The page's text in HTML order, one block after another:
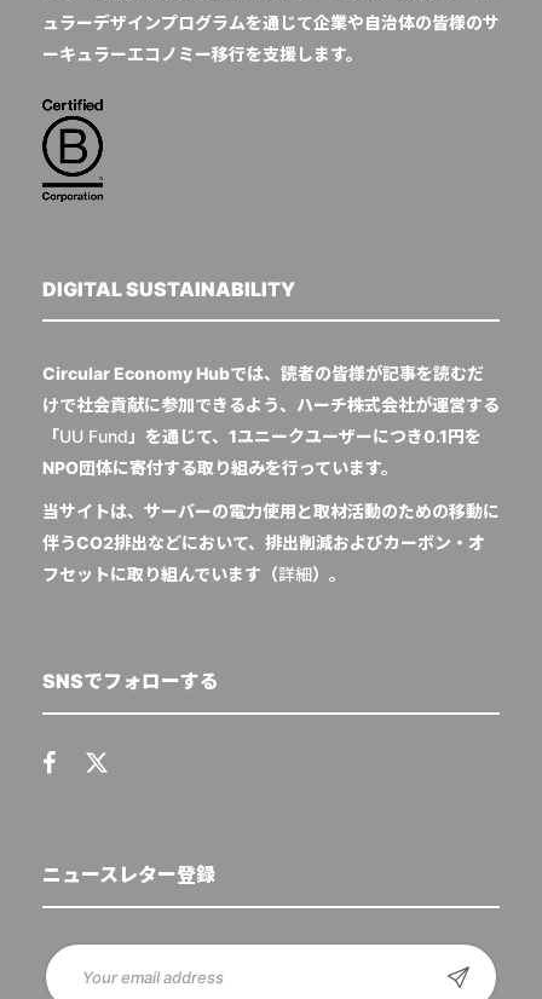
ュラーデザインプログラムを通じて企業や自治体の皆様のサ
ーキュラーエコノミー移行を支援します。
DIGITAL SUSTAINABILITY
Circular Economy Hubでは、読者の皆様が記事を読むだ
けで社会貢献に参加できるよう、ハーチ株式会社が運営する
「UU Fund 」を通じて、1ユニークユーザーにつき0.1円を
NPO団体に寄付する取り組みを行っています。
当サイトは、サーバーの電力使用と取材活動のための移動に
伴うCO2排出などにおいて、排出削減およびカーボン・オ
フセットに取り組んでいます（詳細）。
SNSでフォローする
ニュースレター登録